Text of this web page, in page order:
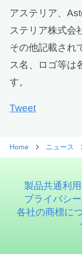
アステリア、
ステリア株式会
その他記載され
ス名、ロゴ等は
す。
Tweet
Home ニュース
製品共通利
プライバシ
各社の商標に